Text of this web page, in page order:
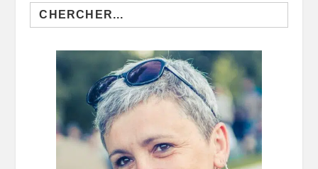
Search
for: